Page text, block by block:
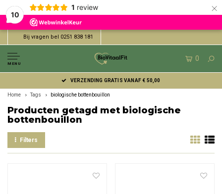
10
1 review ×
Bij vragen bel 0251 838 181
MENU
0
VERZENDING GRATIS VANAF € 50,00
Home Tags biologische bottenbouillon
Producten getagd met biologische
bottenbouillon
Filters